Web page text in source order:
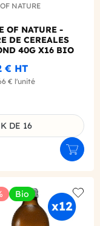
NATURE
OF NATURE -
DE CEREALES
40G X16 BIO
€ HT
€ l'unité
du produit
DE 16
Bio
Add